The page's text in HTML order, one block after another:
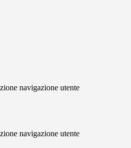
navigazione utente
navigazione utente